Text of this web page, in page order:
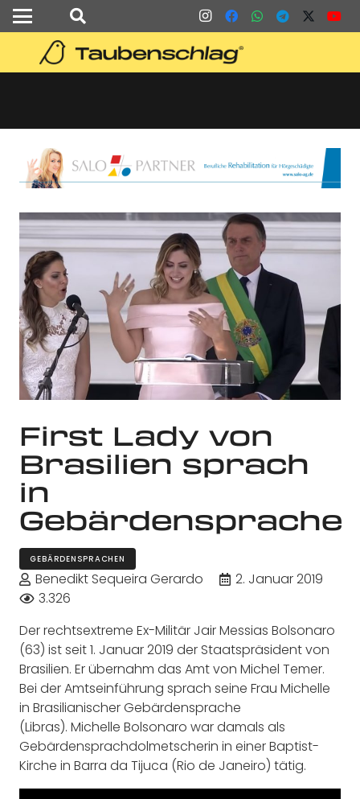
First Lady von
Brasilien sprach
in
Gebärdensprache
GEBÄRDENSPRACHEN
Benedikt Sequeira Gerardo
2. Januar 2019
3.326
Der rechtsextreme Ex-Militär Jair Messias Bolsonaro
(63) ist seit 1. Januar 2019 der Staatspräsident von
Brasilien. Er übernahm das Amt von Michel Temer.
Bei der Amtseinführung sprach seine Frau Michelle
in Brasilianischer Gebärdensprache
(Libras). Michelle Bolsonaro war damals als
Gebärdensprachdolmetscherin in einer Baptist-
Kirche in Barra da Tijuca (Rio de Janeiro) tätig.